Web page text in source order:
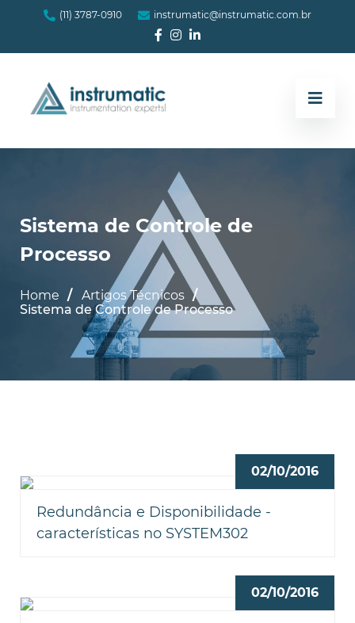
(11) 3787-0910 instrumatic@instrumatic.com.br
Sistema de Controle de
Processo
Home
Artigos Técnicos
Sistema de Controle de Processo
02/10/2016
Redundância e Disponibilidade -
características no SYSTEM302
02/10/2016